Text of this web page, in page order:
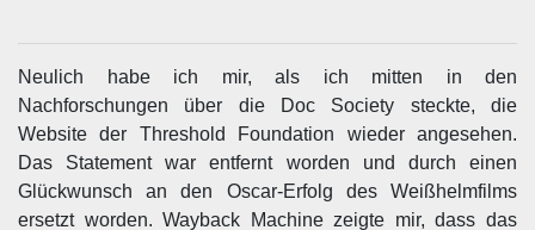
Neulich habe ich mir, als ich mitten in den
Nachforschungen über die Doc Society steckte, die
Website der Threshold Foundation wieder angesehen.
Das Statement war entfernt worden und durch einen
Glückwunsch an den Oscar-Erfolg des Weißhelmfilms
ersetzt worden. Wayback Machine zeigte mir, dass das